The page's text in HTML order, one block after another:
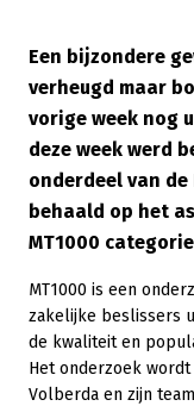
Een bijzondere
verheugd maar
vorige week nog
deze week werd
onderdeel van
behaald op het
MT1000
MT1000 is een
zakelijke beslissers
de kwaliteit en
Het onderzoek
Volberda en zijn